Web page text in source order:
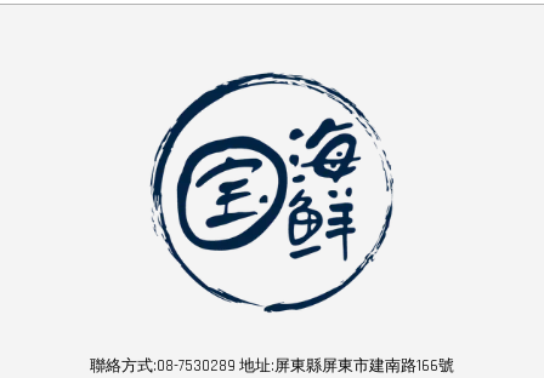
聯絡方式:08-7530289 地址:屏東縣屏東市建南路166號